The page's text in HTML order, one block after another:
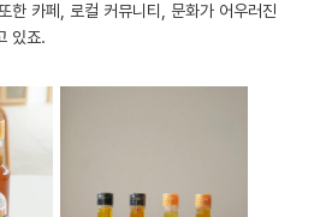
한 카페, 로컬 커뮤니티, 문화가 어우러진
있죠.